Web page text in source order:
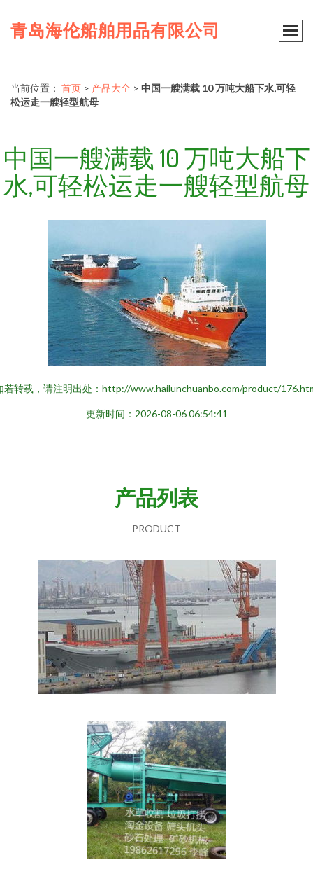
青岛海伦船舶用品有限公司
当前位置： 首页 > 产品大全 > 中国一艘满载 10 万吨大船下水,可轻
松运走一艘轻型航母
中国一艘满载 10 万吨大船下
水,可轻松运走一艘轻型航母
若转载，请注明出处：http://www.hailunchuanbo.com/product/
更新时间：2026-08-06 06:54:41
产品列表
PRODUCT